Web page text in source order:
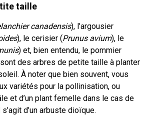
taille
canadensis), l’argousier
), le cerisier (Prunus avium), le
) et, bien entendu, le pommier
des arbres de petite taille à planter
À noter que bien souvent, vous
variétés pour la pollinisation, ou
et d’un plant femelle dans le cas de
s’agit d’un arbuste dioïque.